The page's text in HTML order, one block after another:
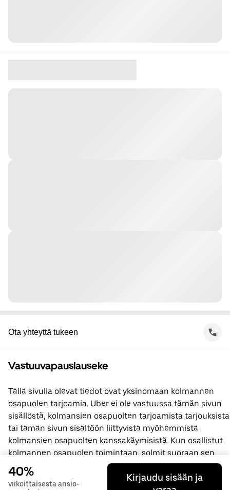
Ota yhteyttä tukeen
Vastuuvapauslauseke
Tällä sivulla olevat tiedot ovat yksinomaan kolmannen
osapuolen tarjoamia. Uber ei ole vastuussa tämän sivun
sisällöstä, kolmansien osapuolten tarjoamista tarjouksista
tai tämän sivun sisältöön liittyvistä myöhemmistä
kolmansien osapuolten kanssakäymisistä. Kun osallistut
kolmannen osapuolen toimintaan, solmit suoraan sen
kanssa sopimuksen, jossa Uber ei ole osapuolena. Jos
sinulla on kysyttävää, ota yhteyttä suoraan kolmanteen
40%
viikoittaisesta ansio-
Kirjaudu sisään ja